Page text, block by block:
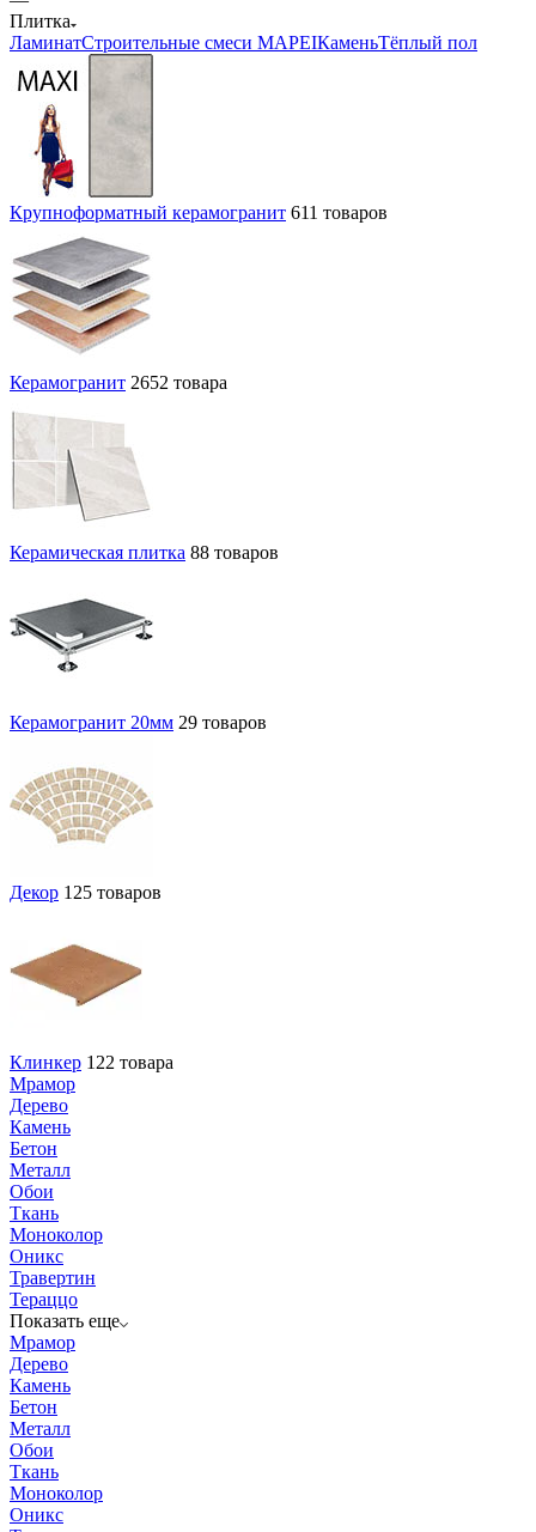
Плитка
ЛаминатСтроительные смеси MAPEIКаменьТёплый пол
Крупноформатный керамогранит 611 товаров
Керамогранит 2652 товара
Керамическая плитка 88 товаров
Керамогранит 20мм 29 товаров
Декор 125 товаров
Клинкер 122 товара
Мрамор
Дерево
Камень
Бетон
Металл
Обои
Ткань
Моноколор
Оникс
Травертин
Тераццо
Показать еще
Мрамор
Дерево
Камень
Бетон
Металл
Обои
Ткань
Моноколор
Оникс